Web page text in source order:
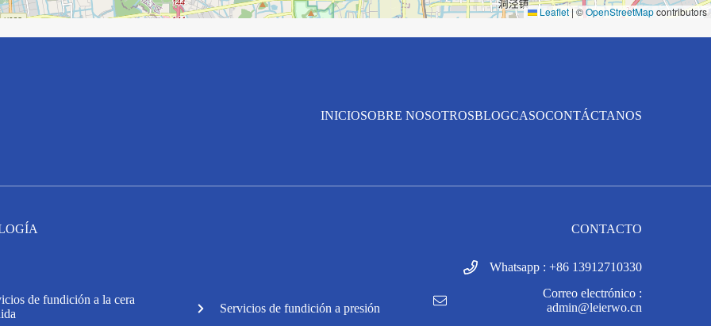
Leaflet | ©OpenStreetMapcontributors
INICIOSOBRE NOSOTROSBLOGCASOCONTÁCTANOS
de fundición a la cera
Servicios de fundición a presión
CONTACTO
Whatsapp : +86 13912710330
Correo electrónico :
admin@leierwo.cn